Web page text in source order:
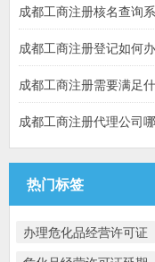
成都工商注册核名查询
成都工商注册登记如何
成都工商注册需要满足
成都工商注册代理公司
热门标签
办理危化品经营许可证